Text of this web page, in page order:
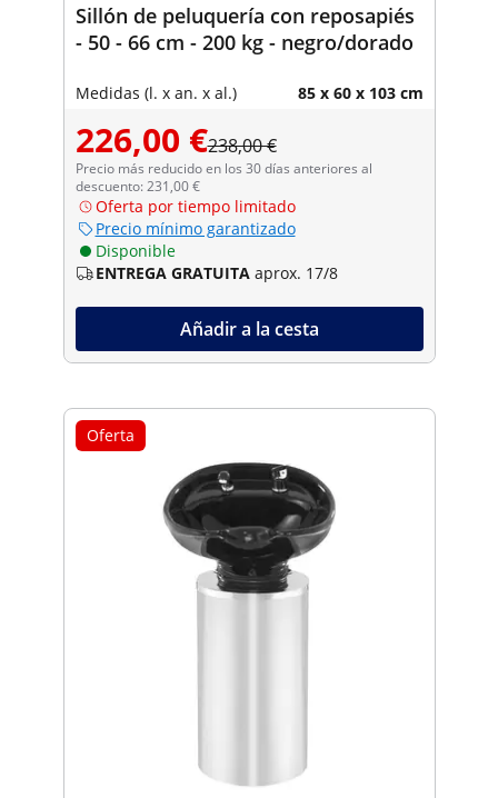
Sillón de peluquería con reposapiés
- 50 - 66 cm - 200 kg - negro/dorado
Medidas (l. x an. x al.) 85 x 60 x 103 cm
226,00 €238,00 €
Precio más reducido en los 30 días anteriores al
descuento: 231,00 €
Oferta por tiempo limitado
Precio mínimo garantizado
Disponible
ENTREGA GRATUITA aprox. 17/8
Añadir a la cesta
Oferta